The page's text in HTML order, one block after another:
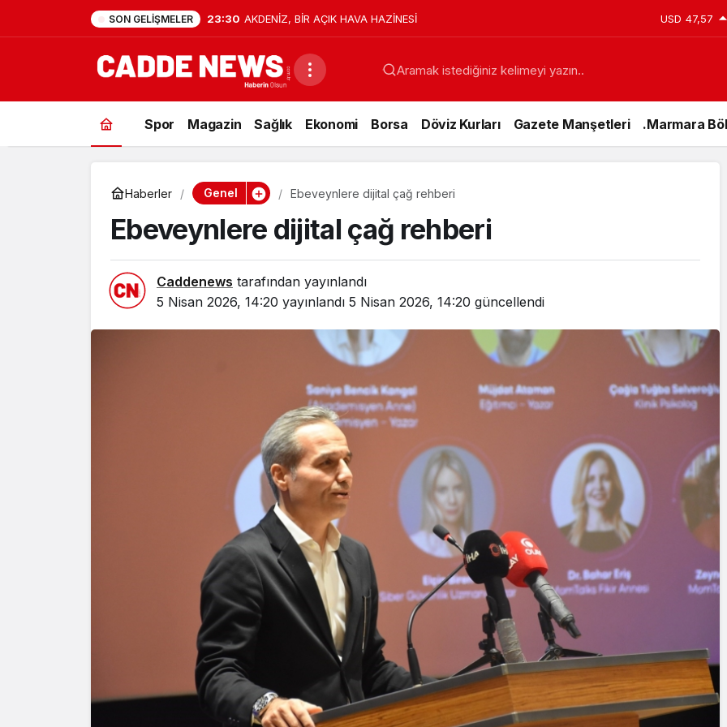
SON GELIŞMELER 23:30 AKDENİZ, BİR AÇIK HAVA HAZİNESİ USD 47,57
Aramak istediğiniz kelimeyi yazın..
Spor Magazin Sağlık Ekonomi Borsa Döviz Kurları Gazete Manşetleri .Marmara
Haberler Genel Ebeveynlere dijital çağ rehberi
Ebeveynlere dijital çağ rehberi
Caddenews tarafından yayınlandı
5 Nisan 2026, 14:20 yayınlandı 5 Nisan 2026, 14:20 güncellendi
Yazarlar
AKDENİZ, BİR AÇIK
HAVA HAZİNESİ
Genel
15 Temmuz’da
Erdoğan’a Suikast
FETÖ Firarisi B.K.
Afyonkarahisar’da
Yakalandı